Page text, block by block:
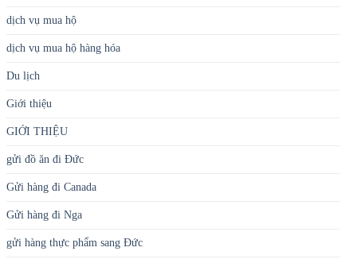
dịch vụ mua hộ
dịch vụ mua hộ hàng hóa
Du lịch
Giới thiệu
GIỚI THIỆU
gửi đồ ăn đi Đức
Gửi hàng đi Canada
Gửi hàng đi Nga
gửi hàng thực phẩm sang Đức